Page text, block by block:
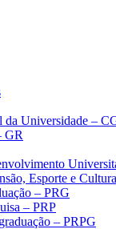
da Universidade –
GR
Esporte e
– PRG
– PRP
– PRPG